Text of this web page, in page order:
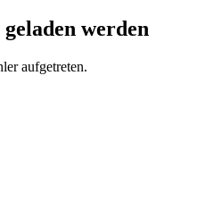
werden
aufgetreten.